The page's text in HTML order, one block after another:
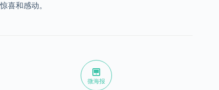
惊喜和感动。
微海报